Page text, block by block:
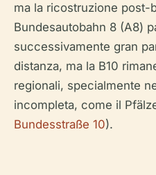
ma la ricostruzione post-
Bundesautobahn 8 (A8)
successivamente gran
distanza, ma la B10
regionali, specialmente
incompleta, come il
Bundesstraße 10).